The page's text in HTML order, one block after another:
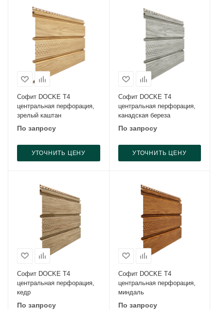
Софит DOCKE Т4
центральная перфорация,
зрелый каштан
По запросу
УТОЧНИТЬ ЦЕНУ
Софит DOCKE Т4
центральная перфорация,
канадская береза
По запросу
УТОЧНИТЬ ЦЕНУ
Софит DOCKE Т4
центральная перфорация,
кедр
По запросу
Софит DOCKE Т4
центральная перфорация,
миндаль
По запросу